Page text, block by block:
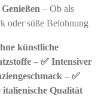
– Ob als
oder süße Belohnung
künstliche
– ✅ Intensiver
– ✅
italienische Qualität